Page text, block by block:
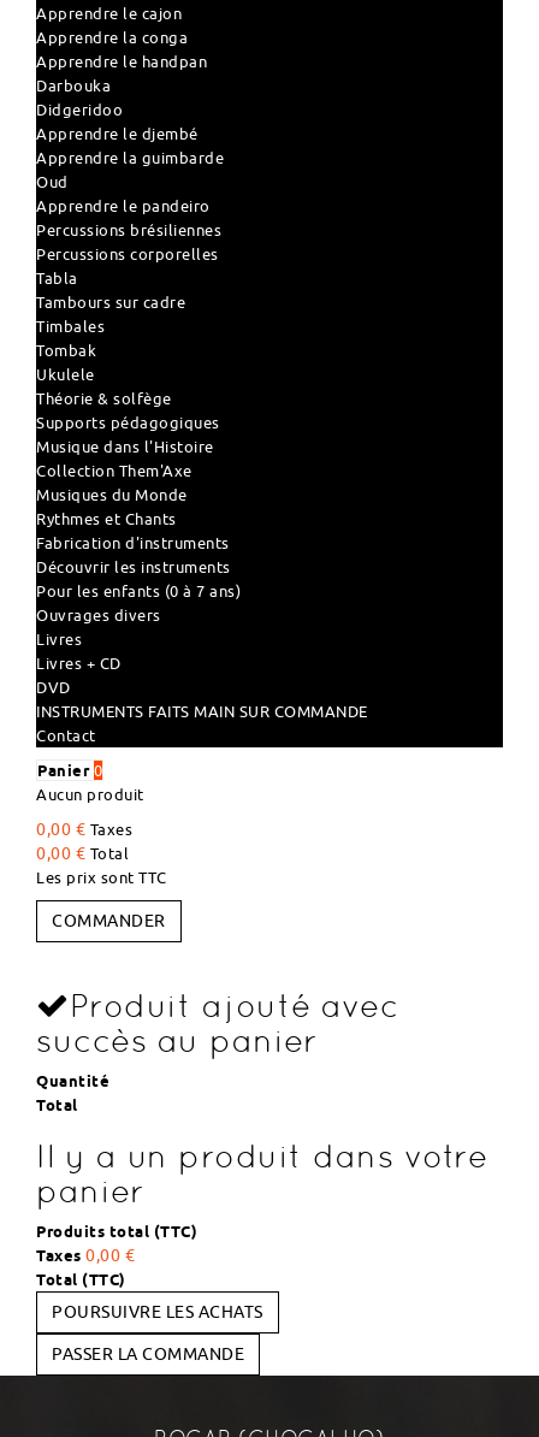
Apprendre le cajon
Apprendre la conga
Apprendre le handpan
Darbouka
Didgeridoo
Apprendre le djembé
Apprendre la guimbarde
Oud
Apprendre le pandeiro
Percussions brésiliennes
Percussions corporelles
Tabla
Tambours sur cadre
Timbales
Tombak
Ukulele
Théorie & solfège
Supports pédagogiques
Musique dans l'Histoire
Collection Them'Axe
Musiques du Monde
Rythmes et Chants
Fabrication d'instruments
Découvrir les instruments
Pour les enfants (0 à 7 ans)
Ouvrages divers
Livres
Livres + CD
DVD
INSTRUMENTS FAITS MAIN SUR COMMANDE
Contact
Panier 0
Aucun produit
0,00 € Taxes
0,00 € Total
Les prix sont TTC
COMMANDER
Produit ajouté avec
succès au panier
Quantité
Total
Il y a un produit dans votre
panier
Produits total (TTC)
Taxes 0,00 €
Total (TTC)
POURSUIVRE LES ACHATS
PASSER LA COMMANDE